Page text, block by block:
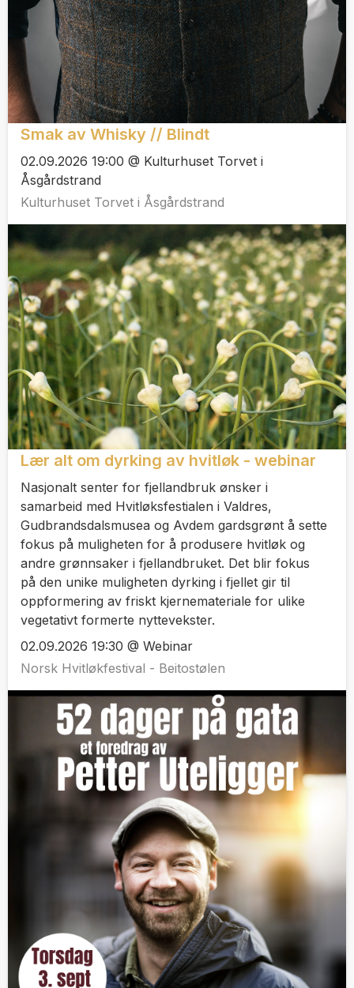
Smak av Whisky // Blindt
02.09.2026 19:00 @ Kulturhuset Torvet i
Åsgårdstrand
Kulturhuset Torvet i Åsgårdstrand
Lær alt om dyrking av hvitløk - webinar
Nasjonalt senter for fjellandbruk ønsker i
samarbeid med Hvitløksfestialen i Valdres,
Gudbrandsdalsmusea og Avdem gardsgrønt å sette
fokus på muligheten for å produsere hvitløk og
andre grønnsaker i fjellandbruket. Det blir fokus
på den unike muligheten dyrking i fjellet gir til
oppformering av friskt kjernemateriale for ulike
vegetativt formerte nyttevekster.
02.09.2026 19:30 @ Webinar
Norsk Hvitløkfestival - Beitostølen